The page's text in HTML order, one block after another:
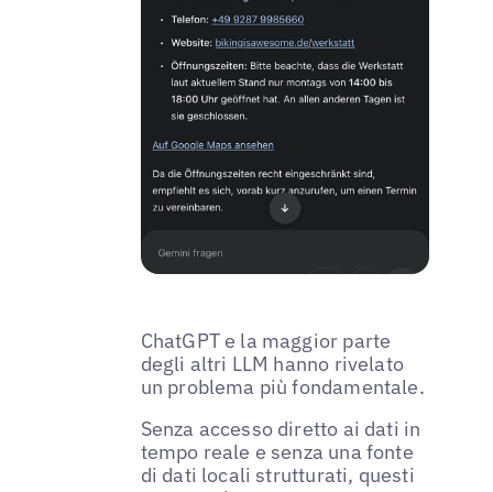
ChatGPT e la maggior parte
degli altri LLM hanno rivelato
un problema più fondamentale.
Senza accesso diretto ai dati in
tempo reale e senza una fonte
di dati locali strutturati, questi